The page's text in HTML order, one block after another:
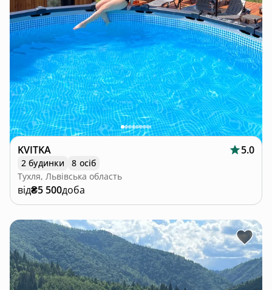
KVITKA 5.0
2 будинки
8 осіб
Тухля, Львівська область
від₴5 500доба